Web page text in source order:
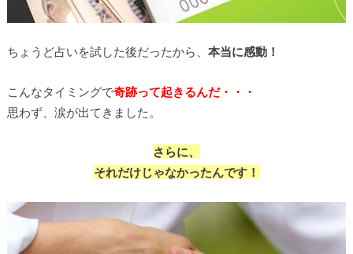
ちょうど占いを試した後だったから、 本当に感動！
こんなタイミングで奇跡って起きるんだ・・・
思わず、涙が出てきました。
さらに、
それだけじゃなかったんです！